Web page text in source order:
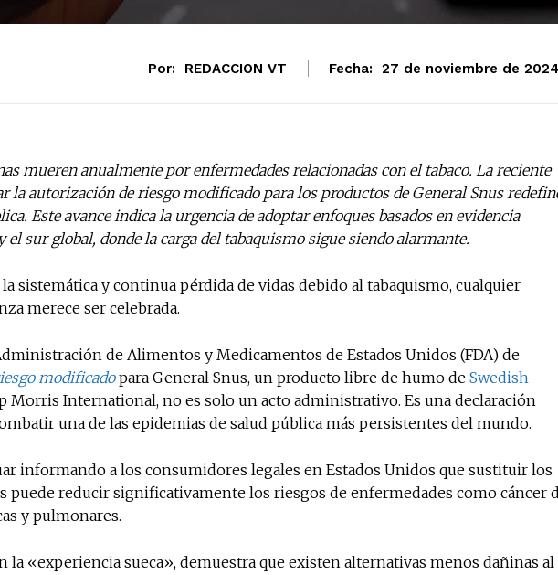
No te pierdas de
noticias
Suscríbete a nuestro boletín
noticias del vapeo y la
electrónico.
Subscribe to our daily
Por: REDACCION VT Fecha: 27 de noviembre de 2024
mueren anualmente por enfermedades relacionadas con el tabaco. La reciente
la autorización de riesgo modificado para los productos de General Snus
Este avance indica la urgencia de adoptar enfoques basados en evidencia
sur global, donde la carga del tabaquismo sigue siendo alarmante.
sistemática y continua pérdida de vidas debido al tabaquismo, cualquier
merece ser celebrada.
de Alimentos y Medicamentos de Estados Unidos (FDA) de
modificadopara General Snus, un producto libre de humo de Swedish
Morris International, no es solo un acto administrativo. Es una declaración
una de las epidemias de salud pública más persistentes del mundo.
informando a los consumidores legales en Estados Unidos que sustituir los
puede reducir significativamente los riesgos de enfermedades como cáncer
y pulmonares.
la «experiencia sueca», demuestra que existen alternativas menos dañinas al